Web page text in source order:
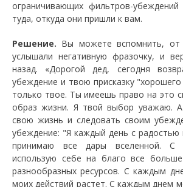
ограничивающих фильтров-
туда, откуда они пришли к вам.
Решение. Вы можете вспомнить, от
услышали негативную фразочку, и
назад. «Дорогой дед, сегодня
убеждение и твою присказку
только твое. Ты имеешь право на это
образ жизни. Я твой выбор уважаю.
свою жизнь и следовать своим
убеждение: "Я каждый день с радостью
принимаю все дары вселенной.
использую себе на благо все
разнообразных ресурсов. С каждым
моих действий растет. С каждым днем